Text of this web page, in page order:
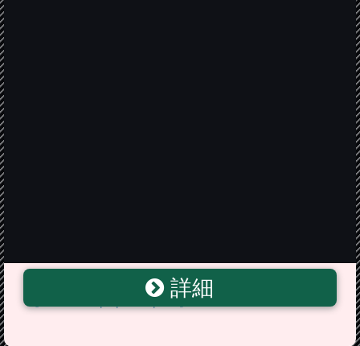
ジェイワールド レディース バッグ パソコンバッグ
【Cornelia Laptop Backpack】Dandelion
詳細